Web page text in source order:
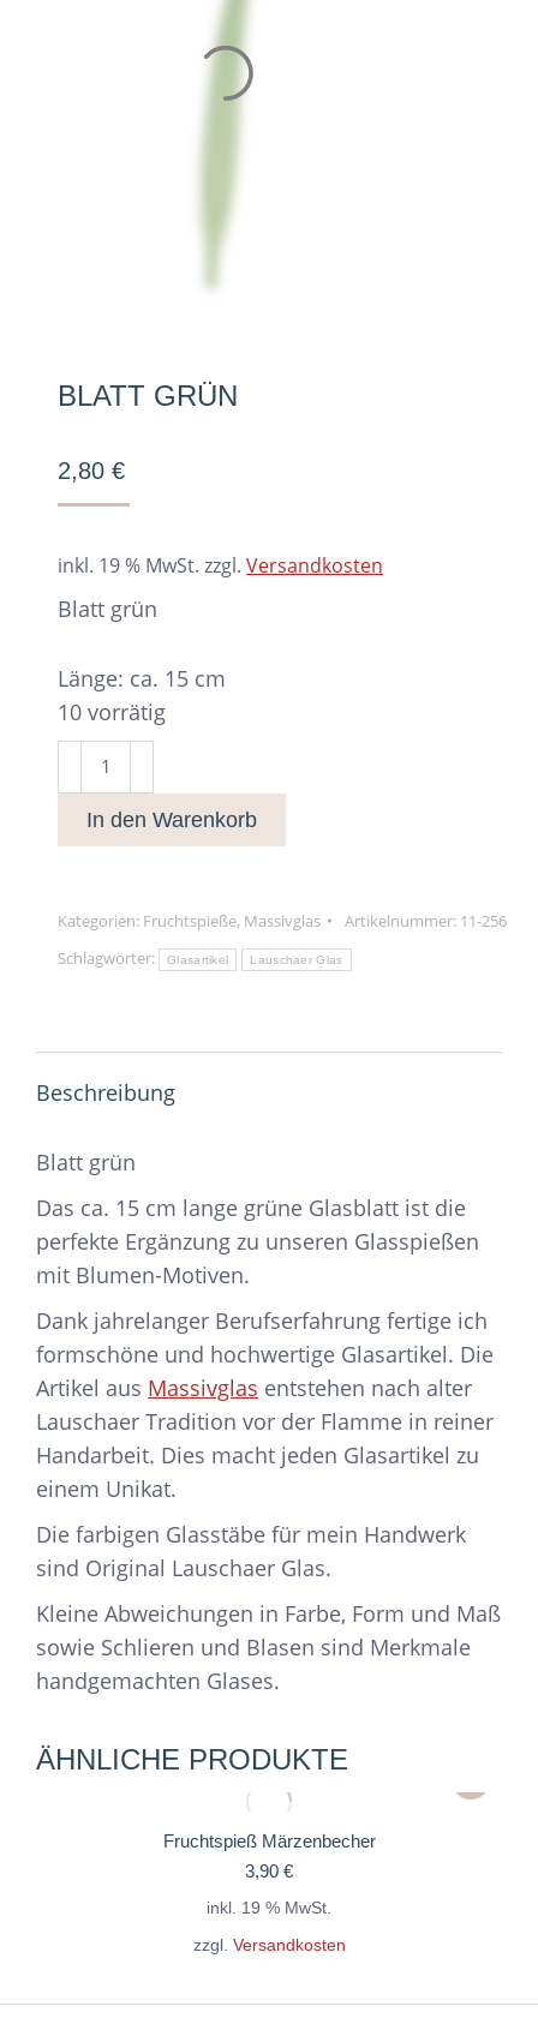
BLATT GRÜN
2,80 €
inkl. 19 % MwSt. zzgl. Versandkosten
Blatt grün
Länge: ca. 15 cm
10 vorrätig
Blatt
grün
Menge
In den Warenkorb
Kategorien: Fruchtspieße, Massivglas Artikelnummer: 11-256
Schlagwörter:
Glasartikel Lauschaer Glas
Beschreibung
Blatt grün
Das ca. 15 cm lange grüne Glasblatt ist die
perfekte Ergänzung zu unseren Glasspießen
mit Blumen-Motiven.
Dank jahrelanger Berufserfahrung fertige ich
formschöne und hochwertige Glasartikel. Die
Artikel aus Massivglas entstehen nach alter
Lauschaer Tradition vor der Flamme in reiner
Handarbeit. Dies macht jeden Glasartikel zu
einem Unikat.
Die farbigen Glasstäbe für mein Handwerk
sind Original Lauschaer Glas.
Kleine Abweichungen in Farbe, Form und Maß
sowie Schlieren und Blasen sind Merkmale
handgemachten Glases.
ÄHNLICHE PRODUKTE
Fruchtspieß Märzenbecher
3,90 €
inkl. 19 % MwSt.
zzgl. Versandkosten